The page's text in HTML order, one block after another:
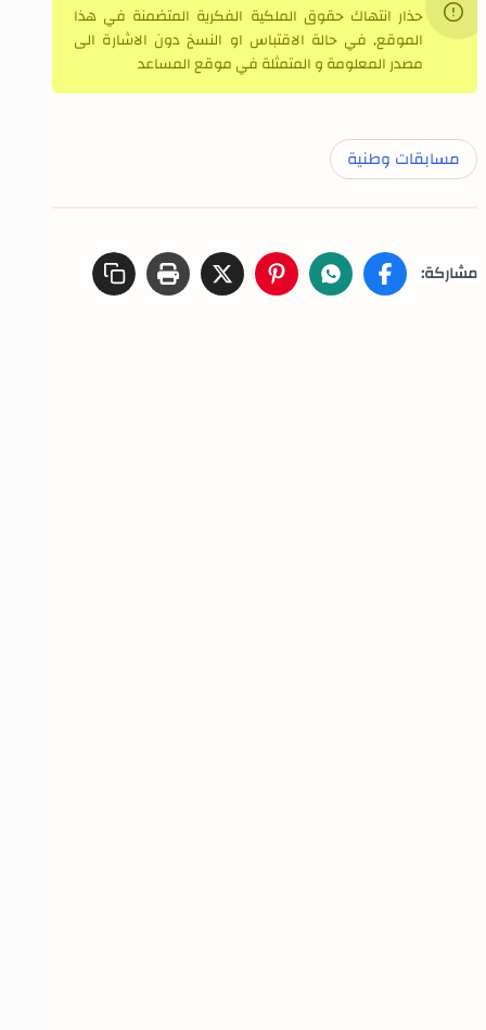
حذار انتهاك حقوق الملكية الفكرية المتضمنة في هذا
الموقع, في حالة الاقتباس او النسخ دون الاشارة الى
مصدر المعلومة و المتمثلة في موقع المساعد
مسابقات وطنية